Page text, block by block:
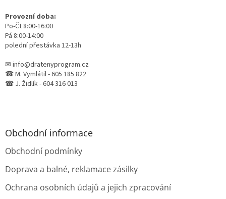
Provozní doba:
Po-Čt 8:00-16:00
Pá 8:00-14:00
polední přestávka 12-13h
✉ info@dratenyprogram.cz
☎ M. Vymlátil - 605 185 822
☎ J. Židlík - 604 316 013
Obchodní informace
Obchodní podmínky
Doprava a balné, reklamace zásilky
Ochrana osobních údajů a jejich zpracování